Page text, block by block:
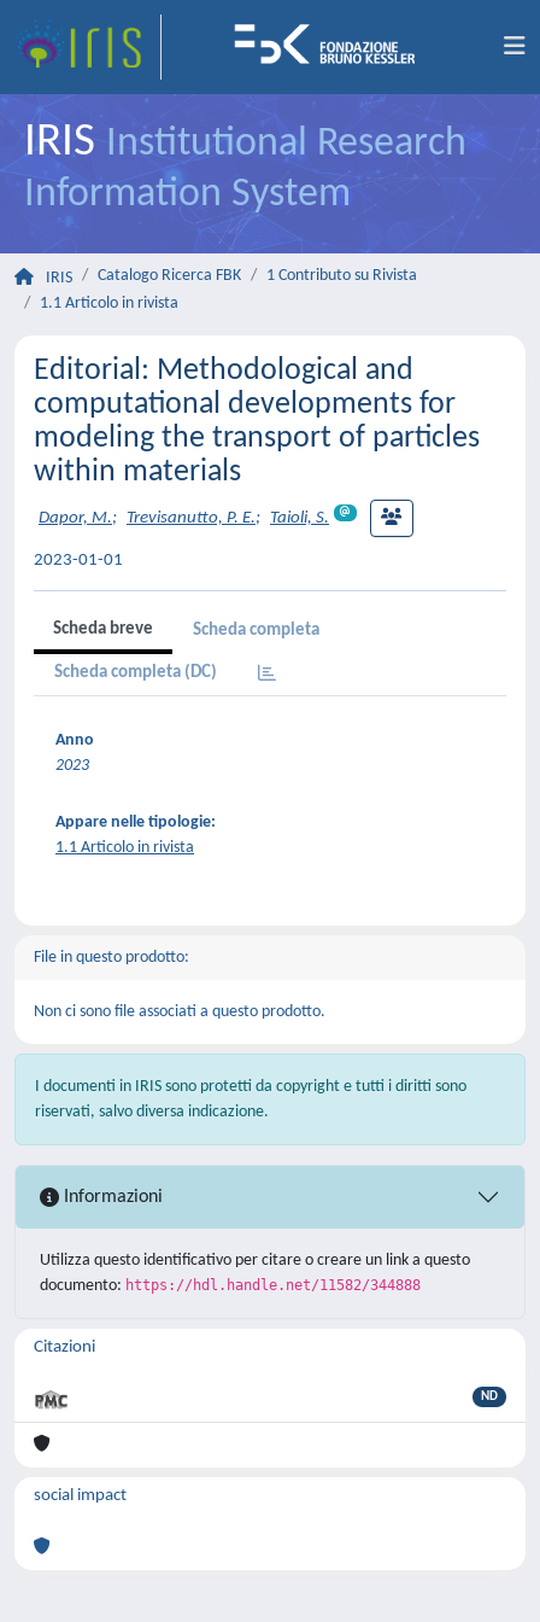
IRIS Institutional Research
Information System
IRIS Catalogo Ricerca FBK
1 Contributo su Rivista
1.1 Articolo in rivista
Editorial: Methodological and
computational developments for
modeling the transport of particles
within materials
Dapor, M.; Trevisanutto, P. E.; Taioli, S.
2023-01-01
Scheda breve Scheda completa
Scheda completa (DC)
Anno
2023
Appare nelle tipologie:
1.1 Articolo in rivista
File in questo prodotto:
Non ci sono file associati a questo prodotto.
I documenti in IRIS sono protetti da copyright e tutti i diritti sono
riservati, salvo diversa indicazione.
Informazioni
Utilizza questo identificativo per citare o creare un link a questo
documento: https://hdl.handle.net/11582/344888
Citazioni
ND
social impact